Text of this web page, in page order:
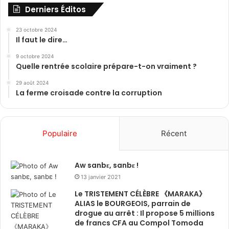
Derniers Éditos
23 octobre 2024
Il faut le dire…
9 octobre 2024
Quelle rentrée scolaire prépare-t-on vraiment ?
29 août 2024
La ferme croisade contre la corruption
Populaire Récent
Aw sanbɛ, sanbɛ !
13 janvier 2021
Le TRISTEMENT CÉLÈBRE 《MARAKA》
ALIAS le BOURGEOIS, parrain de
drogue au arrêt : Il propose 5 millions
de francs CFA au Compol Tomoda